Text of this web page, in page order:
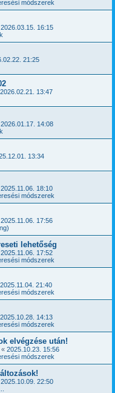
módszerek
2026.03.15. 16:15
21:25
2026.02.21. 13:47
2026.01.17. 14:08
13:34
2025.11.06. 18:10
módszerek
2025.11.06. 17:56
lehetőség
2025.11.06. 17:52
módszerek
2025.11.04. 21:40
módszerek
2025.10.28. 14:13
módszerek
elvégzése után!
« 2025.10.23. 15:56
módszerek
2025.10.09. 22:50